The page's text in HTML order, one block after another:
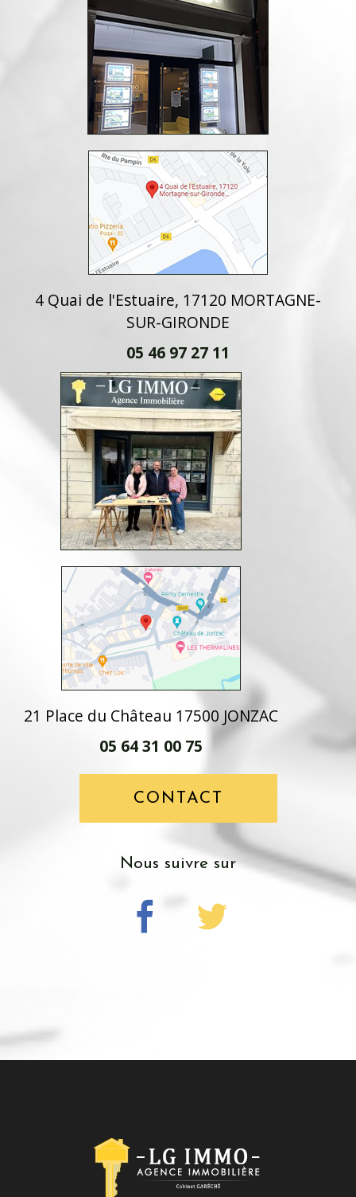
4 Quai de l'Estuaire, 17120 MORTAGNE-
SUR-GIRONDE
05 46 97 27 11
21 Place du Château 17500 JONZAC
05 64 31 00 75
CONTACT
nous suivre sur